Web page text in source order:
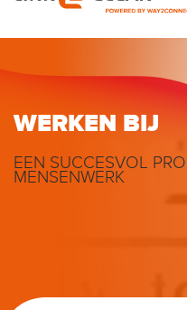
WERKEN BIJ
EEN SUCCESVOL
MENSENWERK